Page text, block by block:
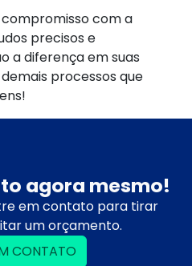
com a
precisos e
a diferença em suas
processos que
agora mesmo!
em contato para tirar
um orçamento.
CONTATO